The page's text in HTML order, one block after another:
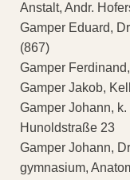
Anstalt, Andr.
Gamper Eduard,
(867)
Gamper
Gamper Jakob,
Gamper Johann,
Hunoldstraße 23
Gamper Johann,
gymnasium,